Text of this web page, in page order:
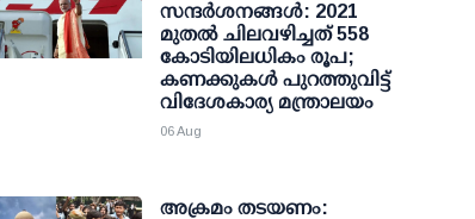
സന്ദർശനങ്ങൾ: 2021
മുതൽ ചിലവഴിച്ചത് 558
കോടിയിലധികം രൂപ;
കണക്കുകൾ പുറത്തുവിട്ട്
വിദേശകാര്യ മന്ത്രാലയം
06 Aug
അക്രമം തടയണം: